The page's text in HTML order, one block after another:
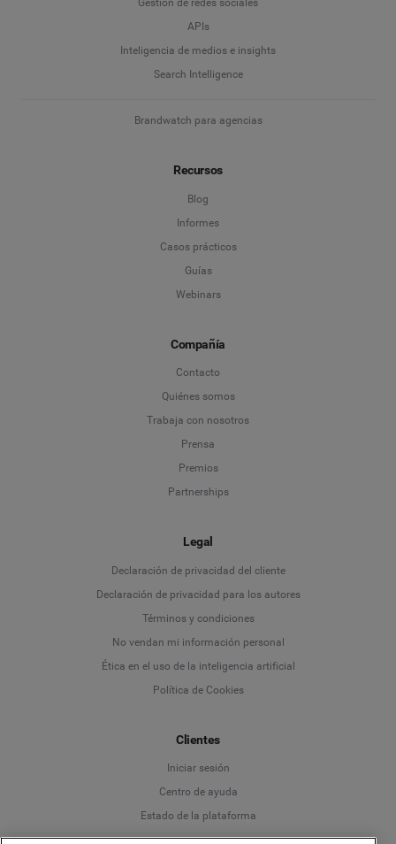
Gestión de redes sociales
APIs
Inteligencia de medios e insights
Search Intelligence
Brandwatch para agencias
Recursos
Blog
Informes
Casos prácticos
Guías
Webinars
Compañía
Contacto
Quiénes somos
Trabaja con nosotros
Prensa
Premios
Partnerships
Legal
Declaración de privacidad del cliente
Declaración de privacidad para los autores
Términos y condiciones
No vendan mi información personal
Ética en el uso de la inteligencia artificial
Política de Cookies
Clientes
Iniciar sesión
Centro de ayuda
Estado de la plataforma
Language
Deutsch